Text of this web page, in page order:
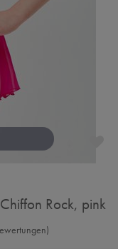
Rock, pink